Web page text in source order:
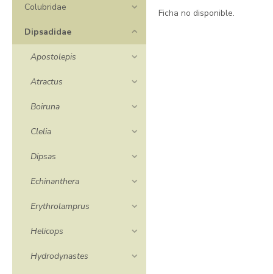
Colubridae
Dipsadidae
Apostolepis
Atractus
Boiruna
Clelia
Dipsas
Echinanthera
Erythrolamprus
Helicops
Hydrodynastes
Ficha no disponible.